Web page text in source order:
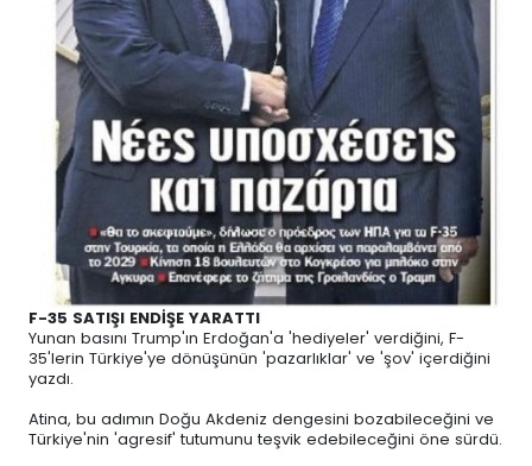
F-35 SATIŞI ENDİŞE YARATTI
Yunan basını Trump'ın Erdoğan'a 'hediyeler' verdiğini, F-
35'lerin Türkiye'ye dönüşünün 'pazarlıklar' ve 'şov' içerdiğini
yazdı.
Atina, bu adımın Doğu Akdeniz dengesini bozabileceğini ve
Türkiye'nin 'agresif' tutumunu teşvik edebileceğini öne sürdü.